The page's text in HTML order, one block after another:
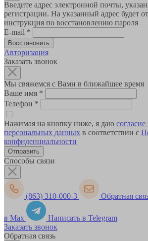
Введите адрес электронной почты,
регистрации. На указанный адрес будет
инструкция по восстановлению пароля
E-mail *
Авторизация
Заказать звонок
Мы свяжемся с Вами в ближайшее время
Ваше имя *
Телефон *
Нажимая на кнопку ниже, я даю
персональных данных в соответствии с
конфиденциальности
Способы связи
(863) 310-000-3 Обратная
в Max
Написать в Telegram
Заказать звонок
Обратная связь